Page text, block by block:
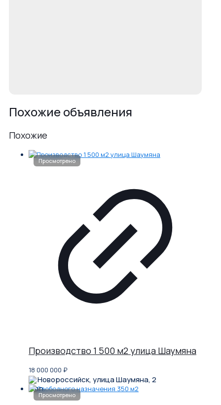
Похожие объявления
Похожие
Производство 1 500 м2 улица Шаумяна
18 000 000 ₽
Новороссийск, улица Шаумяна, 2